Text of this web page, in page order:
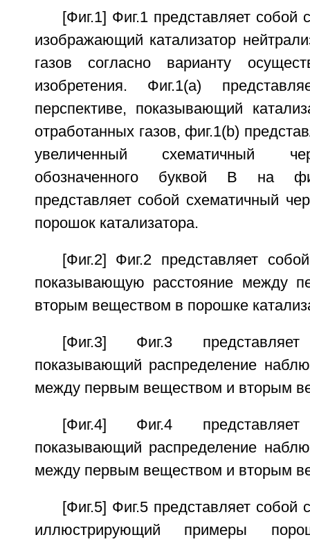
[Фиг.1] Фиг.1 представляет собой
изображающий катализатор
газов согласно варианту
изобретения. Фиг.1(a)
перспективе, показывающий
отработанных газов, фиг.1(b)
увеличенный схематичный
обозначенного буквой B на
представляет собой схематичный
порошок катализатора.
[Фиг.2] Фиг.2 представляет
показывающую расстояние между
вторым веществом в порошке
[Фиг.3] Фиг.3
показывающий распределение
между первым веществом и вторым
[Фиг.4] Фиг.4
показывающий распределение
между первым веществом и вторым
[Фиг.5] Фиг.5 представляет собой
иллюстрирующий примеры